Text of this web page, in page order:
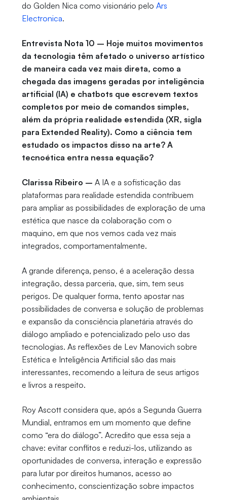
do Golden Nica como visionário pelo Ars
Electronica.
Entrevista Nota 10 – Hoje muitos movimentos
da tecnologia têm afetado o universo artístico
de maneira cada vez mais direta, como a
chegada das imagens geradas por inteligência
artificial (IA) e chatbots que escrevem textos
completos por meio de comandos simples,
além da própria realidade estendida (XR, sigla
para Extended Reality). Como a ciência tem
estudado os impactos disso na arte? A
tecnoética entra nessa equação?
Clarissa Ribeiro – A IA e a sofisticação das
plataformas para realidade estendida contribuem
para ampliar as possibilidades de exploração de uma
estética que nasce da colaboração com o
maquino, em que nos vemos cada vez mais
integrados, comportamentalmente.
A grande diferença, penso, é a aceleração dessa
integração, dessa parceria, que, sim, tem seus
perigos. De qualquer forma, tento apostar nas
possibilidades de conversa e solução de problemas
e expansão da consciência planetária através do
diálogo ampliado e potencializado pelo uso das
tecnologias. As reflexões de Lev Manovich sobre
Estética e Inteligência Artificial são das mais
interessantes, recomendo a leitura de seus artigos
e livros a respeito.
Roy Ascott considera que, após a Segunda Guerra
Mundial, entramos em um momento que define
como “era do diálogo”. Acredito que essa seja a
chave: evitar conflitos e reduzi-los, utilizando as
oportunidades de conversa, interação e expressão
para lutar por direitos humanos, acesso ao
conhecimento, conscientização sobre impactos